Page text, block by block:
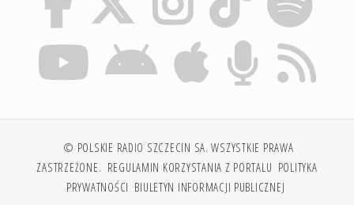
© POLSKIE RADIO SZCZECIN SA. WSZYSTKIE PRAWA
ZASTRZEŻONE. REGULAMIN KORZYSTANIA Z PORTALU POLITYKA
PRYWATNOŚCI BIULETYN INFORMACJI PUBLICZNEJ